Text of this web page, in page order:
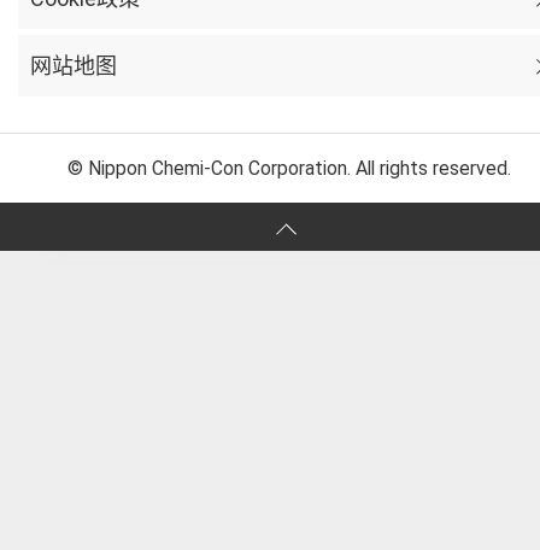
网站地图
© Nippon Chemi-Con Corporation. All rights reserved.